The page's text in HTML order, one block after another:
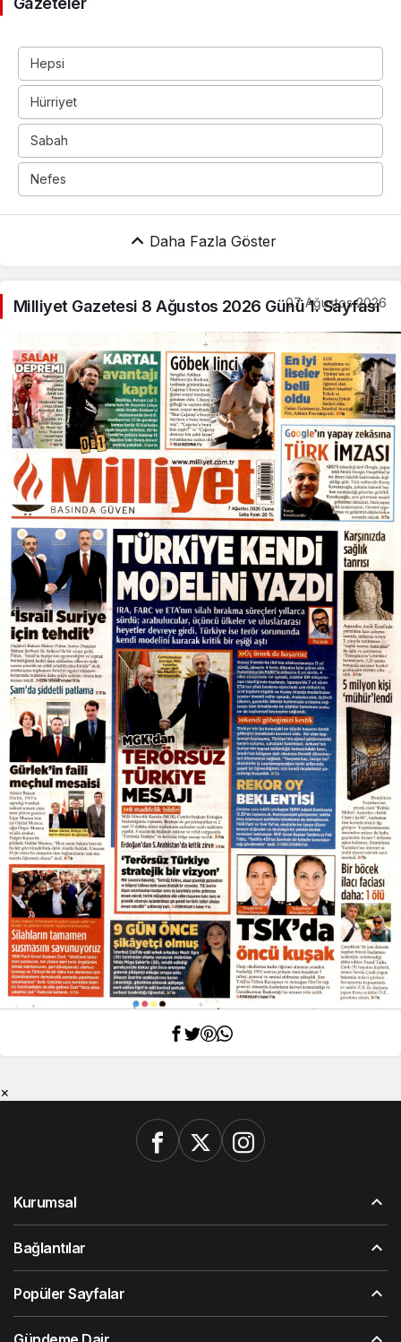
Hepsi
Hürriyet
Sabah
Nefes
Daha Fazla Göster
Milliyet Gazetesi 8 Ağustos 2026 Günü 1. Sayfası
07 Ağustos 2026
×
Kurumsal
Bağlantılar
Popüler Sayfalar